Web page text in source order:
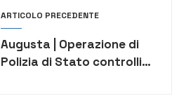
ARTICOLO PRECEDENTE
Augusta | Operazione di
Polizia di Stato controlli